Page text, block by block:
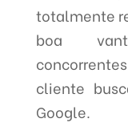
totalmente
boa
cliente
Google.